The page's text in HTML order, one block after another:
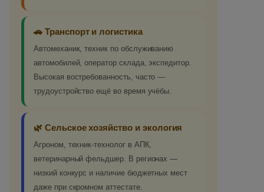
🚗 Транспорт и логистика
Автомеханик, техник по обслуживанию
автомобилей, оператор склада, экспедитор.
Высокая востребованность, часто —
трудоустройство ещё во время учёбы.
🌿 Сельское хозяйство и экология
Агроном, техник-технолог в АПК,
ветеринарный фельдшер. В регионах —
низкий конкурс и наличие бюджетных мест
даже при скромном аттестате.